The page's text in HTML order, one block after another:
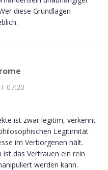
diese Grundlagen
07:20
ist zwar legitim, verkennt
Legitimität
im Verborgenen hält.
ist das Vertrauen ein rein
werden kann.